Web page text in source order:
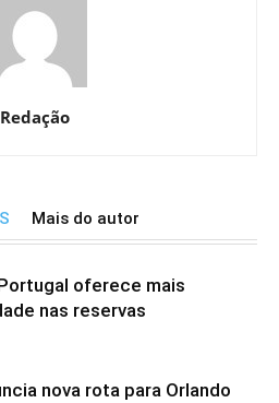
Redação
Mais do autor
oferece mais
nas reservas
nova rota para Orlando